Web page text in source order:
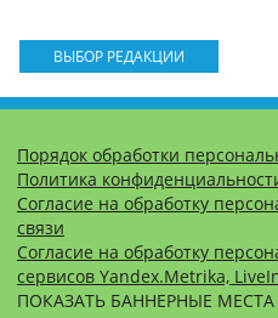
ВЫБОР РЕДАКЦИИ
Порядок обработки
Политика
Согласие на обработку
связи
Согласие на обработку
сервисов Yandex.Metrika,
ПОКАЗАТЬ БАННЕРНЫЕ МЕСТА